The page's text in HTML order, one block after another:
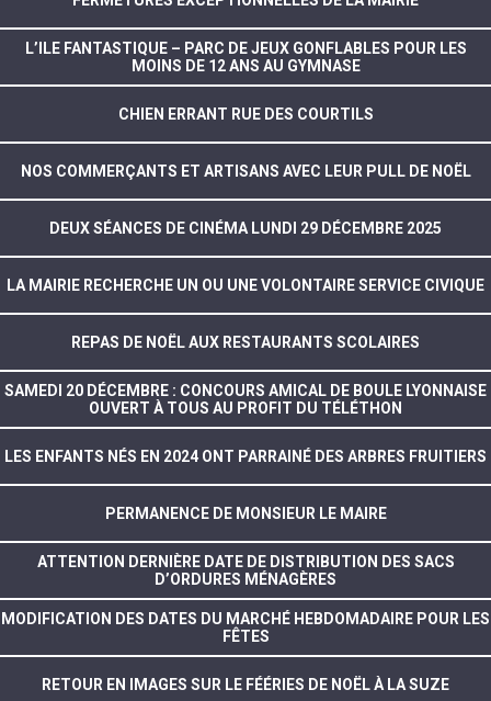
L’ILE FANTASTIQUE – PARC DE JEUX GONFLABLES POUR LES
MOINS DE 12 ANS AU GYMNASE
CHIEN ERRANT RUE DES COURTILS
NOS COMMERÇANTS ET ARTISANS AVEC LEUR PULL DE NOËL
DEUX SÉANCES DE CINÉMA LUNDI 29 DÉCEMBRE 2025
LA MAIRIE RECHERCHE UN OU UNE VOLONTAIRE SERVICE CIVIQUE
REPAS DE NOËL AUX RESTAURANTS SCOLAIRES
SAMEDI 20 DÉCEMBRE : CONCOURS AMICAL DE BOULE LYONNAISE
OUVERT À TOUS AU PROFIT DU TÉLÉTHON
LES ENFANTS NÉS EN 2024 ONT PARRAINÉ DES ARBRES FRUITIERS
PERMANENCE DE MONSIEUR LE MAIRE
ATTENTION DERNIÈRE DATE DE DISTRIBUTION DES SACS
D’ORDURES MÉNAGÈRES
MODIFICATION DES DATES DU MARCHÉ HEBDOMADAIRE POUR LES
FÊTES
RETOUR EN IMAGES SUR LE FÉÉRIES DE NOËL À LA SUZE